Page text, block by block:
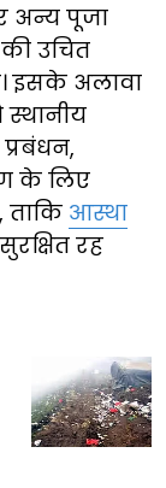
अन्य पूजा
उचित
इसके अलावा
के लिए
ताकि आस्था
रह